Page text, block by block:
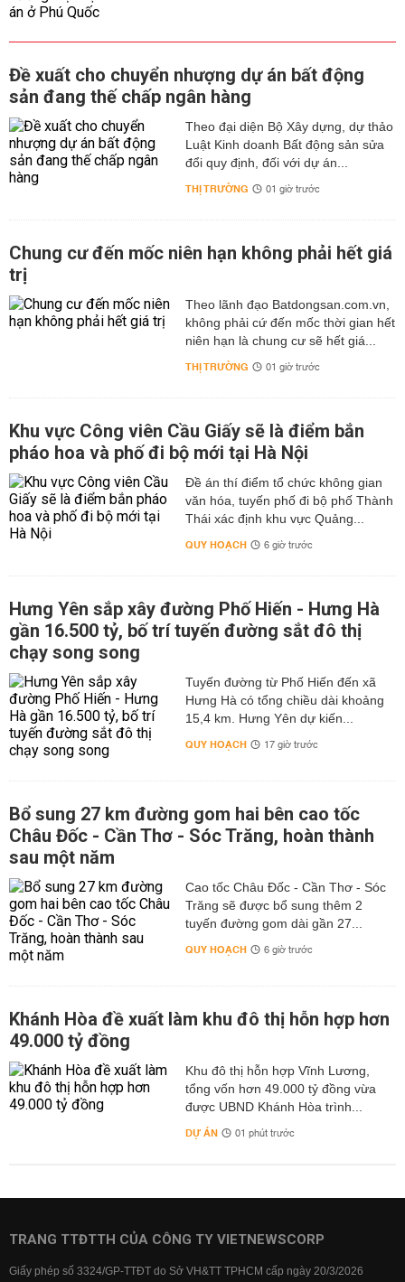
Đề xuất cho chuyển nhượng dự án bất động
sản đang thế chấp ngân hàng
Theo đại diện Bộ Xây dựng, dự thảo
Luật Kinh doanh Bất động sản sửa
đổi quy định, đối với dự án...
THỊ TRƯỜNG 01 giờ trước
Chung cư đến mốc niên hạn không phải hết giá
trị
Theo lãnh đạo Batdongsan.com.vn,
không phải cứ đến mốc thời gian hết
niên hạn là chung cư sẽ hết giá...
THỊ TRƯỜNG 01 giờ trước
Khu vực Công viên Cầu Giấy sẽ là điểm bắn
pháo hoa và phố đi bộ mới tại Hà Nội
Đề án thí điểm tổ chức không gian
văn hóa, tuyến phố đi bộ phố Thành
Thái xác định khu vực Quảng...
QUY HOẠCH 6 giờ trước
Hưng Yên sắp xây đường Phố Hiến - Hưng Hà
gần 16.500 tỷ, bố trí tuyến đường sắt đô thị
chạy song song
Tuyến đường từ Phố Hiến đến xã
Hưng Hà có tổng chiều dài khoảng
15,4 km. Hưng Yên dự kiến...
QUY HOẠCH 17 giờ trước
Bổ sung 27 km đường gom hai bên cao tốc
Châu Đốc - Cần Thơ - Sóc Trăng, hoàn thành
sau một năm
Cao tốc Châu Đốc - Cần Thơ - Sóc
Trăng sẽ được bổ sung thêm 2
tuyến đường gom dài gần 27...
QUY HOẠCH 6 giờ trước
Khánh Hòa đề xuất làm khu đô thị hỗn hợp hơn
49.000 tỷ đồng
Khu đô thị hỗn hợp Vĩnh Lương,
tổng vốn hơn 49.000 tỷ đồng vừa
được UBND Khánh Hòa trình...
DỰ ÁN 01 phút trước
TRANG TTĐTTH CỦA CÔNG TY VIETNEWSCORP
Giấy phép số 3324/GP-TTĐT do Sở VH&TT TPHCM cấp ngày 20/3/2026